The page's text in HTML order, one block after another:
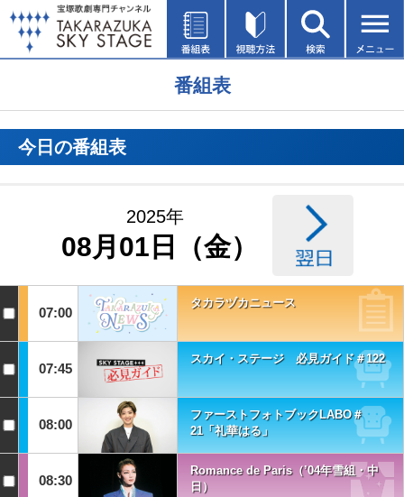
番組表
今日の番組表
2025年
08月01日（金）
07:00
タカラヅカニュース
07:45
スカイ・ステージ 必見ガイド＃122
08:00
ファーストフォトブックLABO＃
21「礼華はる」
08:30
Romance de Paris（’04年雪組・中
日）